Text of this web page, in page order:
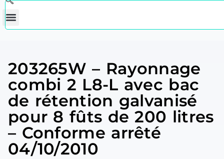
203265W – Rayonnage
combi 2 L8-L avec bac
de rétention galvanisé
pour 8 fûts de 200 litres
– Conforme arrêté
04/10/2010